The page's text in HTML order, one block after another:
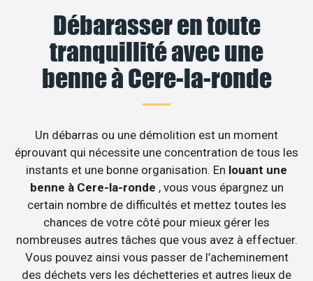
Débarasser en toute
tranquillité avec une
benne à Cere-la-ronde
Un débarras ou une démolition est un moment
éprouvant qui nécessite une concentration de tous les
instants et une bonne organisation. En louant une
benne à Cere-la-ronde , vous vous épargnez un
certain nombre de difficultés et mettez toutes les
chances de votre côté pour mieux gérer les
nombreuses autres tâches que vous avez à effectuer.
Vous pouvez ainsi vous passer de l’acheminement
des déchets vers les déchetteries et autres lieux de